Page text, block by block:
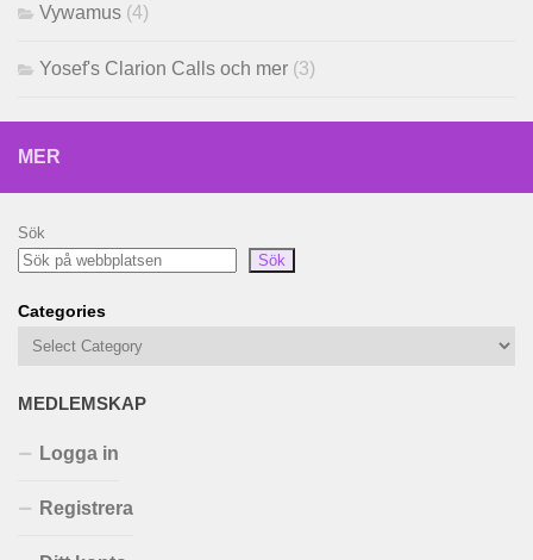
Vywamus (4)
Yosef's Clarion Calls och mer (3)
MER
Sök
Sök
Categories
MEDLEMSKAP
Logga in
Registrera